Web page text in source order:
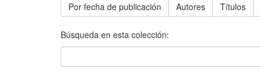
Por fecha de publicación Autores Títulos
Búsqueda en esta colección: